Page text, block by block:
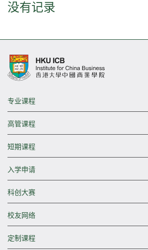
没有记录
专业课程
高管课程
短期课程
入学申请
科创大赛
校友网络
定制课程